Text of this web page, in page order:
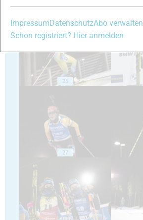
25
27
Impressum DatenschutzAbo verwalten
Schon registriert? Hier anmelden